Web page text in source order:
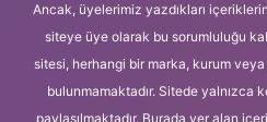
Ancak, üyelerimiz yazdıkları
siteye üye olarak bu sorumluluğu
sitesi, herhangi bir marka, kurum veya
bulunmamaktadır. Sitede yalnızca
paylaşılmaktadır. Burada yer alan